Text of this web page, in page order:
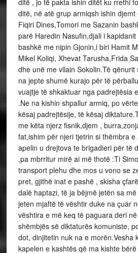
ditë , jo të pakta ishin ditët ku rrethi
ditë, në atë grup armiqsh ishin
Fiqiri Dines,Tomori me Sazanin
parë Haredin Nasufin,djali i
bashkë me nipin Gjonin,i biri Hamit
Mikel Koliqi, Xhevat Tarusha,Frida
dhe unë me vllain Sokolin.Të
na jepte shumë kurajo për të
vuajtje të shkaktuar nga padrejtësia
.Ne na kishin shpallur armiq, po
kësaj padrejtësije, të kësaj
me këta njerz fisnik,djem ,
fat,ishim për njeri tjetrin si thëmbra e
apelin u drejtova te brigadieri për të
,pa mbrritur mirë ai më thotë :Ti
transport plehu dhe mos u vono se
pret, gjithë inat e pashë , skisha
dalë haptazi, të ja bëjmë jetën sa
jeten mjaftë të vështir duke na çuar
vështira e më keq të paguara deri
shëmbjës së diktaturës komuniste,
dot, dinjitetin nuk na e morën.Vesha
kapelen e kashtës që ma kishte